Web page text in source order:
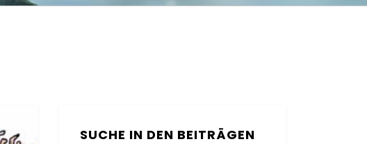
SUCHE IN DEN BEITRÄGEN